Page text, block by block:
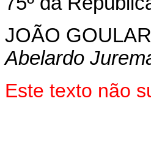
JOÃO
Abelardo
Este texto não